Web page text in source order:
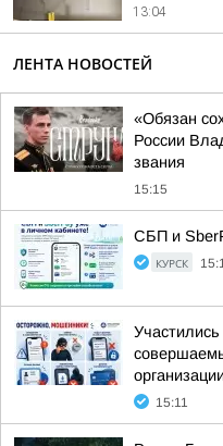
13:04
ЛЕНТА НОВОСТЕЙ
«Обязан
России
звания
15:15
СБП и
КУРСК
15:11